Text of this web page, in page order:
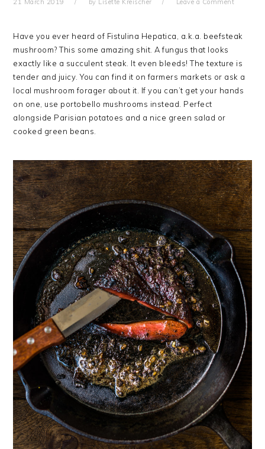
21 March 2019 by Lisette Kreischer Leave a Comment
Have you ever heard of Fistulina Hepatica, a.k.a. beefsteak
mushroom? This some amazing shit. A fungus that looks
exactly like a succulent steak. It even bleeds! The texture is
tender and juicy. You can find it on farmers markets or ask a
local mushroom forager about it. If you can’t get your hands
on one, use portobello mushrooms instead. Perfect
alongside Parisian potatoes and a nice green salad or
cooked green beans.